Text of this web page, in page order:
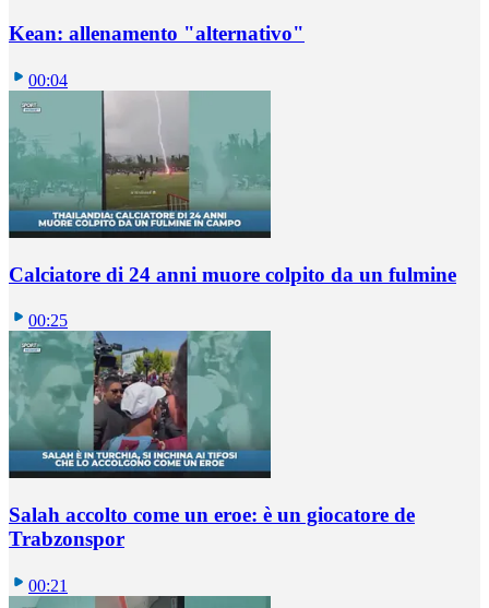
Kean: allenamento "alternativo"
00:04
Calciatore di 24 anni muore colpito da un fulmine
00:25
Salah accolto come un eroe: è un giocatore de
Trabzonspor
00:21